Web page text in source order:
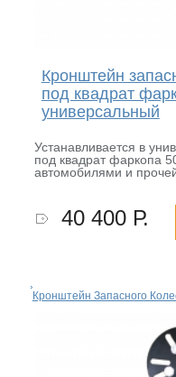
Кронштейн
под квадрат
универсальный
Устанавливается в
под квадрат фаркопа
автомобилями и
40 400 Р.
Кронштейн Запасного